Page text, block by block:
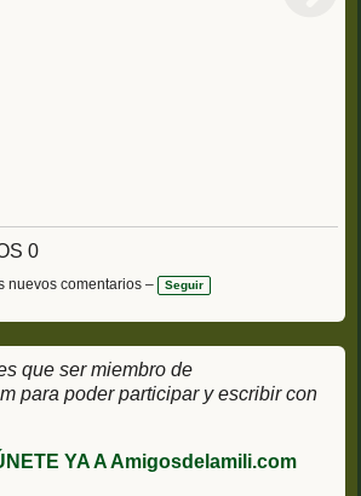
0
nuevos comentarios – Seguir
que ser miembro de
para poder participar y escribir con
YA A Amigosdelamili.com